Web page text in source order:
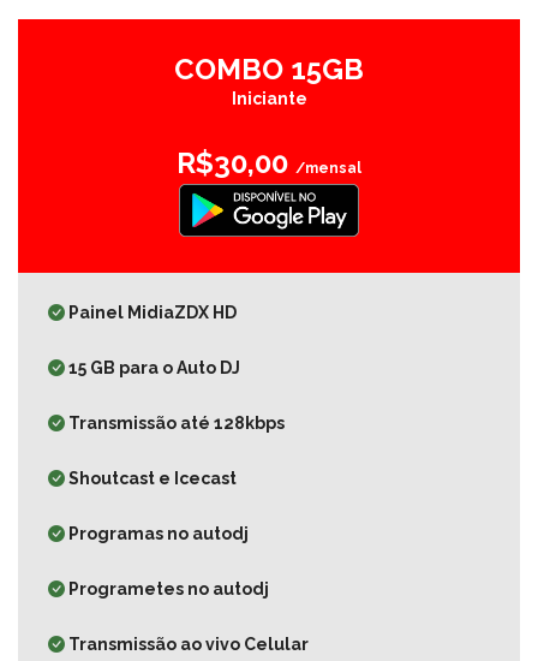
COMBO 15GB
Iniciante
R$30,00 /mensal
Painel MidiaZDX HD
15 GB para o Auto DJ
Transmissão até 128kbps
Shoutcast e Icecast
Programas no autodj
Programetes no autodj
Transmissão ao vivo Celular